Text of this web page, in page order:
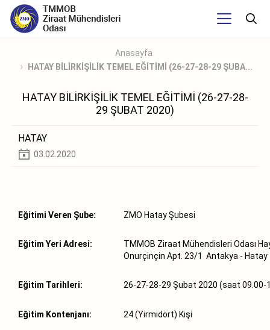
Anasayfa
HATAY BİLİRKİŞİLİK TEMEL EĞİTİMİ (26-27-28-29 ŞUBA...
HATAY BİLİRKİŞİLİK TEMEL EĞİTİMİ (26-27-28-
29 ŞUBAT 2020)
HATAY
03.02.2020
Eğitimi Veren Şube: ZMO Hatay Şubesi
Eğitim Yeri Adresi:
TMMOB Ziraat Mühendisleri Odası
Onurçinçin Apt. 23/1 Antakya - Hatay
Eğitim Tarihleri: 26-27-28-29 Şubat 2020 (saat 09.00-
Eğitim Kontenjanı: 24 (Yirmidört) Kişi